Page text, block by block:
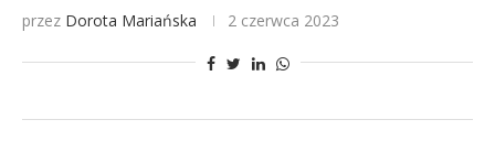
przez Dorota Mariańska 2 czerwca 2023